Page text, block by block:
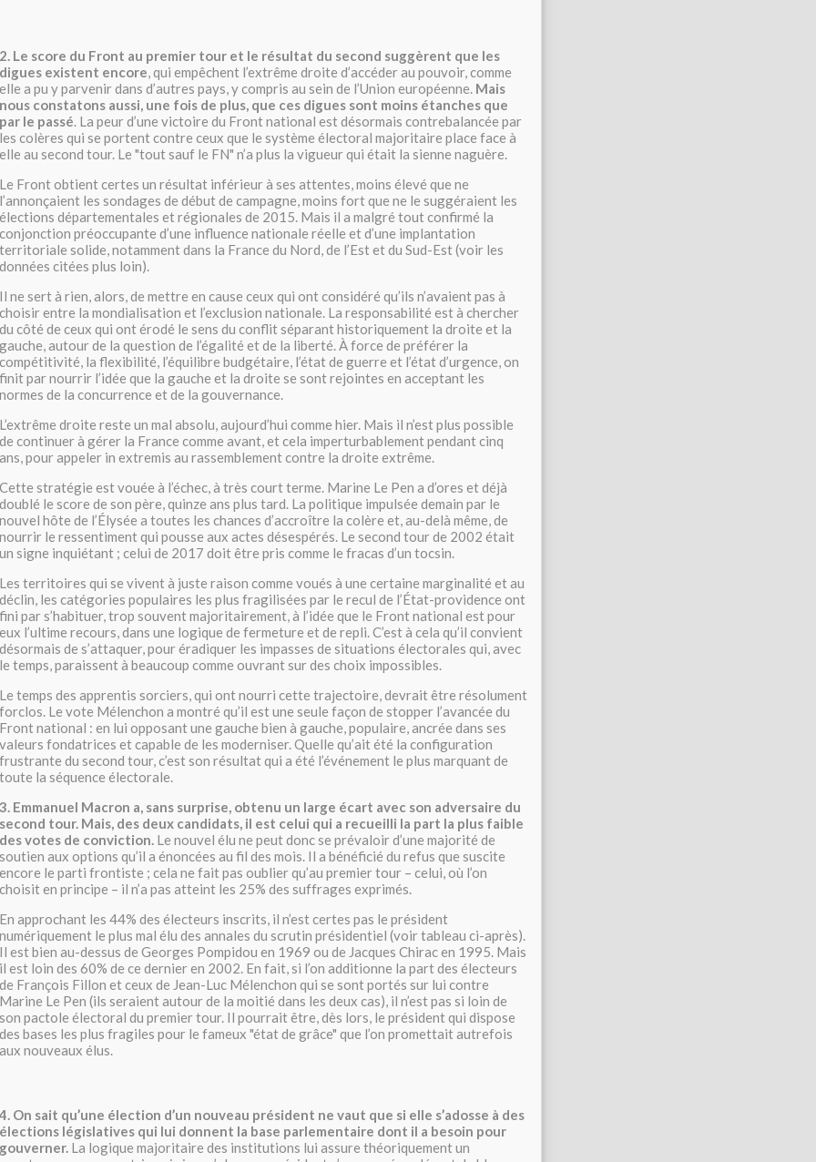
2. Le score du Front au premier tour et le résultat du second suggèrent que les
digues existent encore, qui empêchent l’extrême droite d’accéder au pouvoir, comme
elle a pu y parvenir dans d’autres pays, y compris au sein de l’Union européenne. Mais
nous constatons aussi, une fois de plus, que ces digues sont moins étanches que
par le passé. La peur d’une victoire du Front national est désormais contrebalancée par
les colères qui se portent contre ceux que le système électoral majoritaire place face à
elle au second tour. Le "tout sauf le FN" n’a plus la vigueur qui était la sienne naguère.
Le Front obtient certes un résultat inférieur à ses attentes, moins élevé que ne
l’annonçaient les sondages de début de campagne, moins fort que ne le suggéraient les
élections départementales et régionales de 2015. Mais il a malgré tout confirmé la
conjonction préoccupante d’une influence nationale réelle et d’une implantation
territoriale solide, notamment dans la France du Nord, de l’Est et du Sud-Est (voir les
données citées plus loin).
Il ne sert à rien, alors, de mettre en cause ceux qui ont considéré qu’ils n’avaient pas à
choisir entre la mondialisation et l’exclusion nationale. La responsabilité est à chercher
du côté de ceux qui ont érodé le sens du conflit séparant historiquement la droite et la
gauche, autour de la question de l’égalité et de la liberté. À force de préférer la
compétitivité, la flexibilité, l’équilibre budgétaire, l’état de guerre et l’état d’urgence, on
finit par nourrir l’idée que la gauche et la droite se sont rejointes en acceptant les
normes de la concurrence et de la gouvernance.
L’extrême droite reste un mal absolu, aujourd’hui comme hier. Mais il n’est plus possible
de continuer à gérer la France comme avant, et cela imperturbablement pendant cinq
ans, pour appeler in extremis au rassemblement contre la droite extrême.
Cette stratégie est vouée à l’échec, à très court terme. Marine Le Pen a d’ores et déjà
doublé le score de son père, quinze ans plus tard. La politique impulsée demain par le
nouvel hôte de l’Élysée a toutes les chances d’accroître la colère et, au-delà même, de
nourrir le ressentiment qui pousse aux actes désespérés. Le second tour de 2002 était
un signe inquiétant ; celui de 2017 doit être pris comme le fracas d’un tocsin.
Les territoires qui se vivent à juste raison comme voués à une certaine marginalité et au
déclin, les catégories populaires les plus fragilisées par le recul de l’État-providence ont
fini par s’habituer, trop souvent majoritairement, à l’idée que le Front national est pour
eux l’ultime recours, dans une logique de fermeture et de repli. C’est à cela qu’il convient
désormais de s’attaquer, pour éradiquer les impasses de situations électorales qui, avec
le temps, paraissent à beaucoup comme ouvrant sur des choix impossibles.
Le temps des apprentis sorciers, qui ont nourri cette trajectoire, devrait être résolument
forclos. Le vote Mélenchon a montré qu’il est une seule façon de stopper l’avancée du
Front national : en lui opposant une gauche bien à gauche, populaire, ancrée dans ses
valeurs fondatrices et capable de les moderniser. Quelle qu’ait été la configuration
frustrante du second tour, c’est son résultat qui a été l’événement le plus marquant de
toute la séquence électorale.
3. Emmanuel Macron a, sans surprise, obtenu un large écart avec son adversaire du
second tour. Mais, des deux candidats, il est celui qui a recueilli la part la plus faible
des votes de conviction. Le nouvel élu ne peut donc se prévaloir d’une majorité de
soutien aux options qu’il a énoncées au fil des mois. Il a bénéficié du refus que suscite
encore le parti frontiste ; cela ne fait pas oublier qu’au premier tour – celui, où l’on
choisit en principe – il n’a pas atteint les 25% des suffrages exprimés.
En approchant les 44% des électeurs inscrits, il n’est certes pas le président
numériquement le plus mal élu des annales du scrutin présidentiel (voir tableau ci-après).
Il est bien au-dessus de Georges Pompidou en 1969 ou de Jacques Chirac en 1995. Mais
il est loin des 60% de ce dernier en 2002. En fait, si l’on additionne la part des électeurs
de François Fillon et ceux de Jean-Luc Mélenchon qui se sont portés sur lui contre
Marine Le Pen (ils seraient autour de la moitié dans les deux cas), il n’est pas si loin de
son pactole électoral du premier tour. Il pourrait être, dès lors, le président qui dispose
des bases les plus fragiles pour le fameux "état de grâce" que l’on promettait autrefois
aux nouveaux élus.
4. On sait qu’une élection d’un nouveau président ne vaut que si elle s’adosse à des
élections législatives qui lui donnent la base parlementaire dont il a besoin pour
gouverner. La logique majoritaire des institutions lui assure théoriquement un